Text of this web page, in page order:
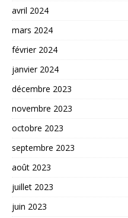
avril 2024
mars 2024
février 2024
janvier 2024
décembre 2023
novembre 2023
octobre 2023
septembre 2023
août 2023
juillet 2023
juin 2023